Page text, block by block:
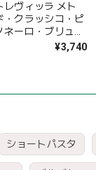
ショートパスタ
レヴィッラ メト
・クラッシコ・ピ
ネーロ・ブリュッ
¥3,740